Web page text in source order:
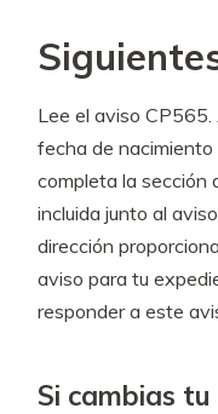
Lee el aviso
fecha de nacimiento
completa la sección
incluida junto al
dirección
aviso para tu
responder a este
Si cambias